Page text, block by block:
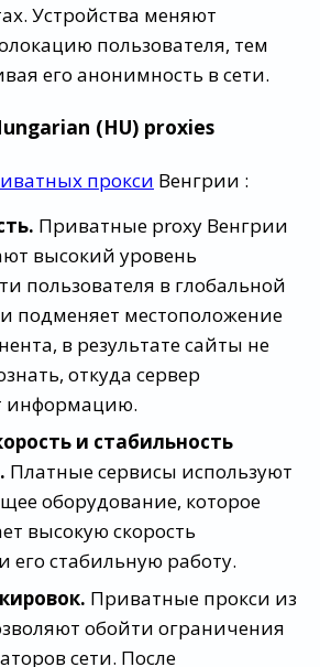
Устройства меняют
пользователя, тем
его анонимность в сети.
(HU) proxies
прокси Венгрии :
Приватные proxy Венгрии
высокий уровень
пользователя в глобальной
подменяет местоположение
в результате сайты не
откуда сервер
информацию.
и стабильность
Платные сервисы используют
оборудование, которое
высокую скорость
его стабильную работу.
Приватные прокси из
обойти ограничения
сети. После